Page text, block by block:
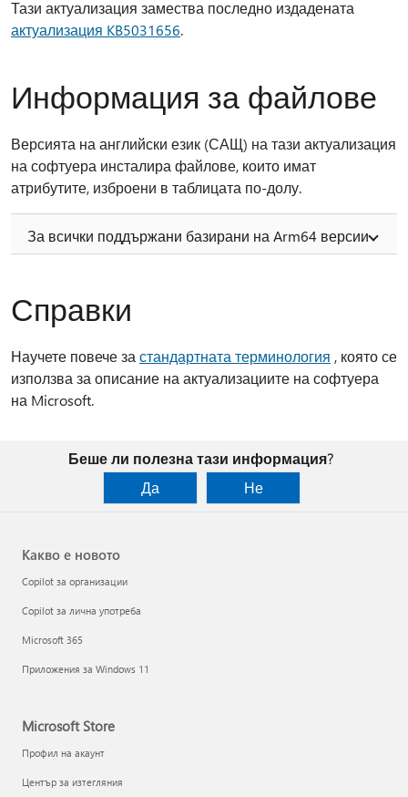
Тази актуализация замества последно издадената
актуализация KB5031656.
Информация за файлове
Версията на английски език (САЩ) на тази актуализация
на софтуера инсталира файлове, които имат
атрибутите, изброени в таблицата по-долу.
За всички поддържани базирани на Arm64 версии
Справки
Научете повече за стандартната терминология , която се
използва за описание на актуализациите на софтуера
на Microsoft.
Беше ли полезна тази информация?
Да
Не
Какво е новото
Copilot за организации
Copilot за лична употреба
Microsoft 365
Приложения за Windows 11
Microsoft Store
Профил на акаунт
Център за изтегляния